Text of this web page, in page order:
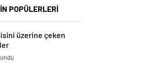
POPÜLERLERİ
üzerine çeken